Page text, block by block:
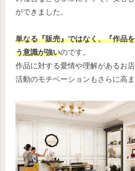
ができました。
単なる『販売』ではなく、『作品
う意識が強いのです。
作品に対する愛情や理解があるお
活動のモチベーションもさらに高